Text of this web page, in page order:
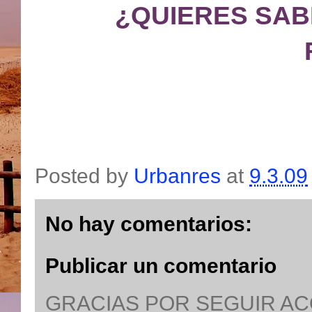
¿QUIERES
Posted by Urbanres at 9.3.09
No hay comentarios:
Publicar un comentario
GRACIAS POR SEGUIR